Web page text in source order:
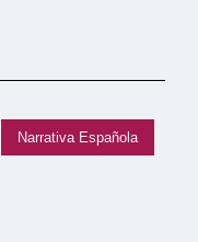
Narrativa Española